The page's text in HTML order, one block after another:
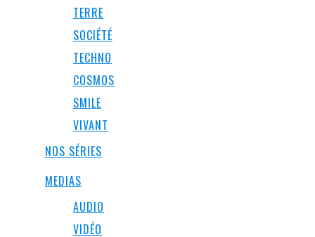
TERRE
SOCIÉTÉ
TECHNO
COSMOS
SMILE
VIVANT
NOS SÉRIES
MEDIAS
AUDIO
VIDÉO